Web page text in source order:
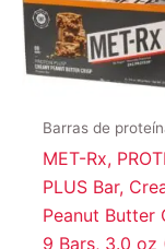
Barras de
MET-Rx,
PLUS Bar,
Peanut Butter
9 Bars, 3.0 oz